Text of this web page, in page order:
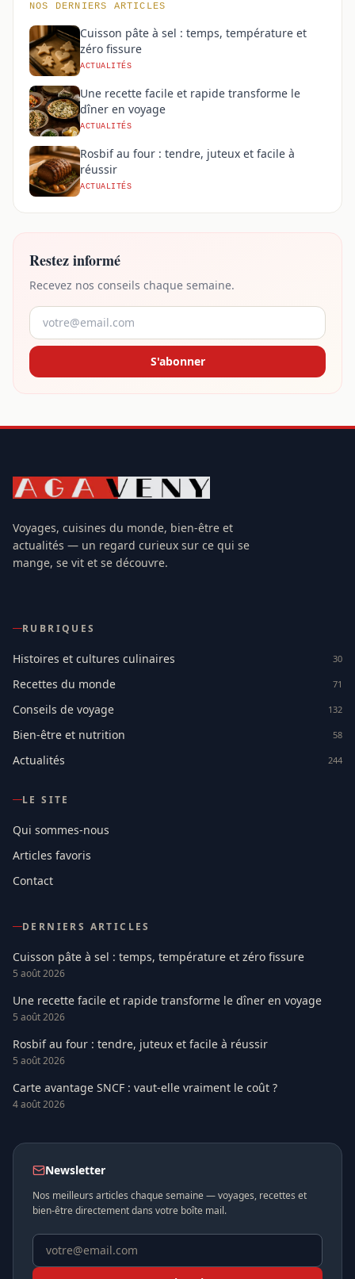
NOS DERNIERS ARTICLES
Cuisson pâte à sel : temps, température et
zéro fissure
ACTUALITÉS
Une recette facile et rapide transforme le
dîner en voyage
ACTUALITÉS
Rosbif au four : tendre, juteux et facile à
réussir
ACTUALITÉS
Restez informé
Recevez nos conseils chaque semaine.
S'abonner
Voyages, cuisines du monde, bien-être et
actualités — un regard curieux sur ce qui se
mange, se vit et se découvre.
RUBRIQUES
Histoires et cultures culinaires 30
Recettes du monde 71
Conseils de voyage 132
Bien-être et nutrition 58
Actualités 244
LE SITE
Qui sommes-nous
Articles favoris
Contact
DERNIERS ARTICLES
Cuisson pâte à sel : temps, température et zéro fissure
5 août 2026
Une recette facile et rapide transforme le dîner en voyage
5 août 2026
Rosbif au four : tendre, juteux et facile à réussir
5 août 2026
Carte avantage SNCF : vaut-elle vraiment le coût ?
4 août 2026
Newsletter
Nos meilleurs articles chaque semaine — voyages, recettes et
bien-être directement dans votre boîte mail.